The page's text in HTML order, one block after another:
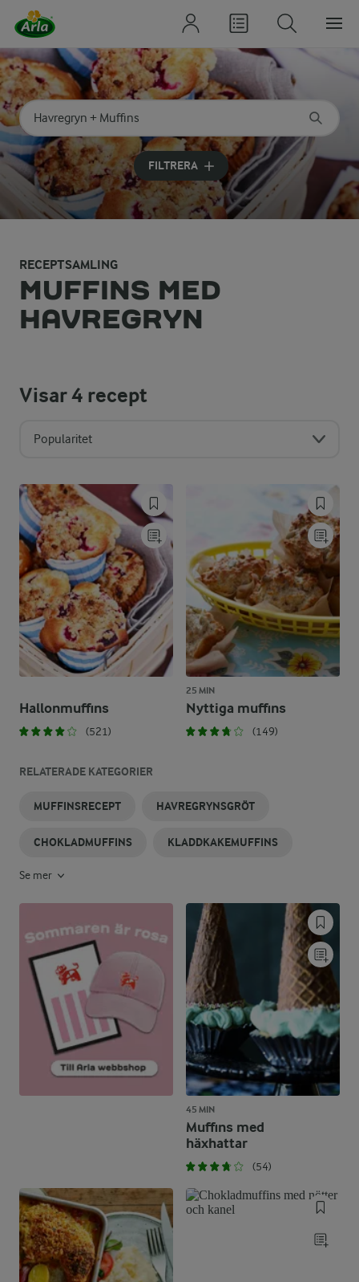
Sök på kategori eller ingrediens
Skriv in sökord för att få förslag
FILTRERA
RECEPTSAMLING
MUFFINS MED
HAVREGRYN
Visar4 recept
Popularitet
Hallonmuffins
(521)
25 MIN
Nyttiga muffins
(149)
RELATERADE KATEGORIER
MUFFINSRECEPT HAVREGRYNSGRÖT
CHOKLADMUFFINS KLADDKAKEMUFFINS
Se mer
45 MIN
Muffins med
häxhattar
(54)